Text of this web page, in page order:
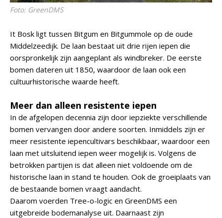
Foto: GreenDMS
It Bosk ligt tussen Bitgum en Bitgummole op de oude
Middelzeedijk. De laan bestaat uit drie rijen iepen die
oorspronkelijk zijn aangeplant als windbreker. De eerste
bomen dateren uit 1850, waardoor de laan ook een
cultuurhistorische waarde heeft.
Meer dan alleen resistente iepen
In de afgelopen decennia zijn door iepziekte verschillende
bomen vervangen door andere soorten. Inmiddels zijn er
meer resistente iepencultivars beschikbaar, waardoor een
laan met uitsluitend iepen weer mogelijk is. Volgens de
betrokken partijen is dat alleen niet voldoende om de
historische laan in stand te houden. Ook de groeiplaats van
de bestaande bomen vraagt aandacht.
Daarom voerden Tree-o-logic en GreenDMS een
uitgebreide bodemanalyse uit. Daarnaast zijn